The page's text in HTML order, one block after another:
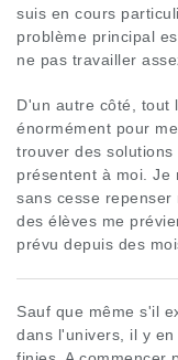
suis en cours
problème principal
ne pas travailler
D'un autre côté, tout
énormément pour
trouver des
présentent à moi. Je
sans cesse repenser
des élèves me
prévu depuis des
Sauf que même s'il
dans l'univers, il y